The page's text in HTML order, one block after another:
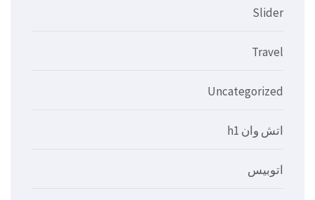
Slider
Travel
Uncategorized
اتش وان h1
اتوبيس